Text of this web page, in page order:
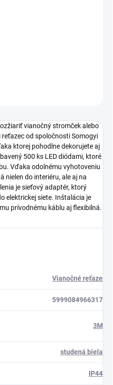
vianočný stromček alebo
od spoločnosti Somogyi
ktorej pohodlne dekorujete aj
500 ks LED diódami, ktoré
Vďaka odolnému vyhotoveniu
nielen do interiéru, ale aj na
je sieťový adaptér, ktorý
elektrickej siete. Inštalácia je
prívodnému káblu aj flexibilná.
Vianočné reťaze
5999084966317
3M
studená biela
IP44